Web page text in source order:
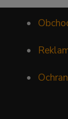
•
•
•